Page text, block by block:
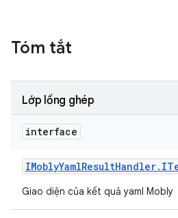
Tóm tắt
Lớp lồng ghép
interface
IMoblyYamlResultHandler.
Giao diện của kết quả yaml Mobly